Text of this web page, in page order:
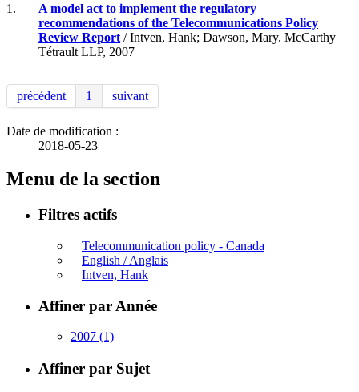
1.
A model act to implement the regulatory
recommendations of the Telecommunications Policy
Review Report / Intven, Hank; Dawson, Mary. McCarthy
Tétrault LLP, 2007
précédent 1 suivant
Date de modification :
2018-05-23
Menu de la section
Filtres actifs
Telecommunication policy - Canada
English / Anglais
Intven, Hank
Affiner par Année
2007 (1)
Affiner par Sujet